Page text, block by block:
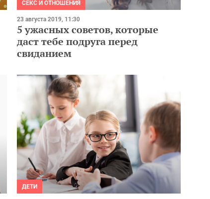
СЕКС И ОТНОШЕНИЯ
23 августа 2019, 11:30
5 ужасных советов, которые
даст тебе подруга перед
свиданием
ДЕТИ